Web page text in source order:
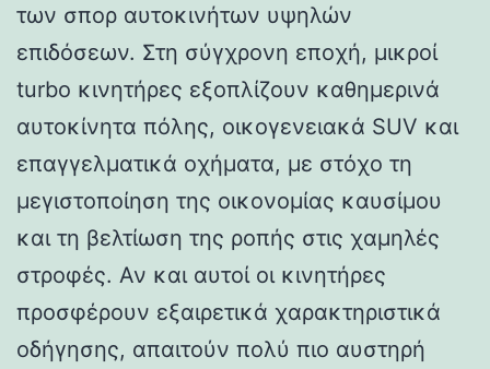
των σπορ αυτοκινήτων υψηλών
επιδόσεων. Στη σύγχρονη εποχή, μικροί
turbo κινητήρες εξοπλίζουν καθημερινά
αυτοκίνητα πόλης, οικογενειακά SUV και
επαγγελματικά οχήματα, με στόχο τη
μεγιστοποίηση της οικονομίας καυσίμου
και τη βελτίωση της ροπής στις χαμηλές
στροφές. Αν και αυτοί οι κινητήρες
προσφέρουν εξαιρετικά χαρακτηριστικά
οδήγησης, απαιτούν πολύ πιο αυστηρή